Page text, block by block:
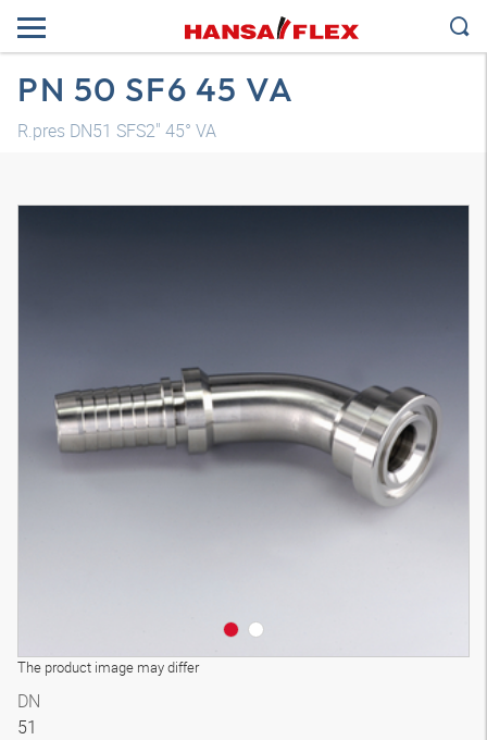
PN 50 SF6 45 VA
R.pres DN51 SFS2" 45° VA
The product image may differ
DN
51